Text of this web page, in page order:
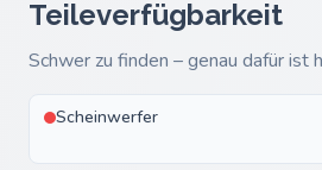
Teileverfügbarkeit
Schwer zu finden – genau dafür ist
Scheinwerfer